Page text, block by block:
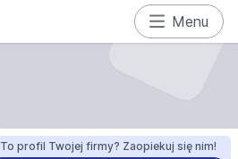
Menu
To profil Twojej firmy? Zaopiekuj się nim!